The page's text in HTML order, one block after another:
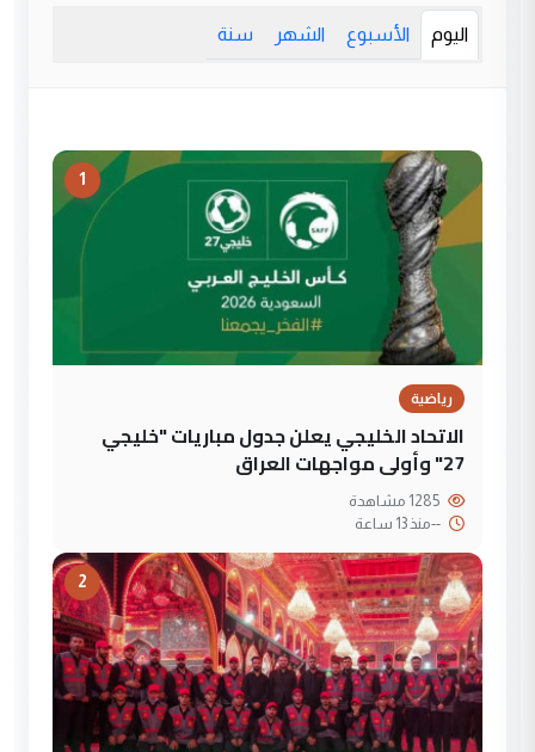
اليوم الأسبوع الشهر سنة
1
رياضية
الاتحاد الخليجي يعلن جدول مباريات "خليجي
27" وأولى مواجهات العراق
--منذ 13 ساعة
2